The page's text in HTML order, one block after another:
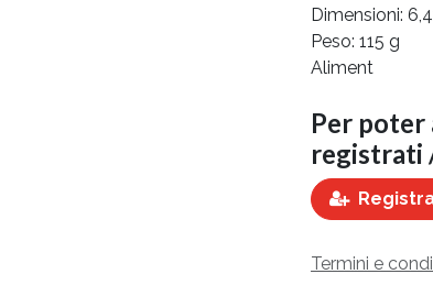
Dimensioni:
Peso: 115 g
Aliment
Per poter
registrati
Termini e